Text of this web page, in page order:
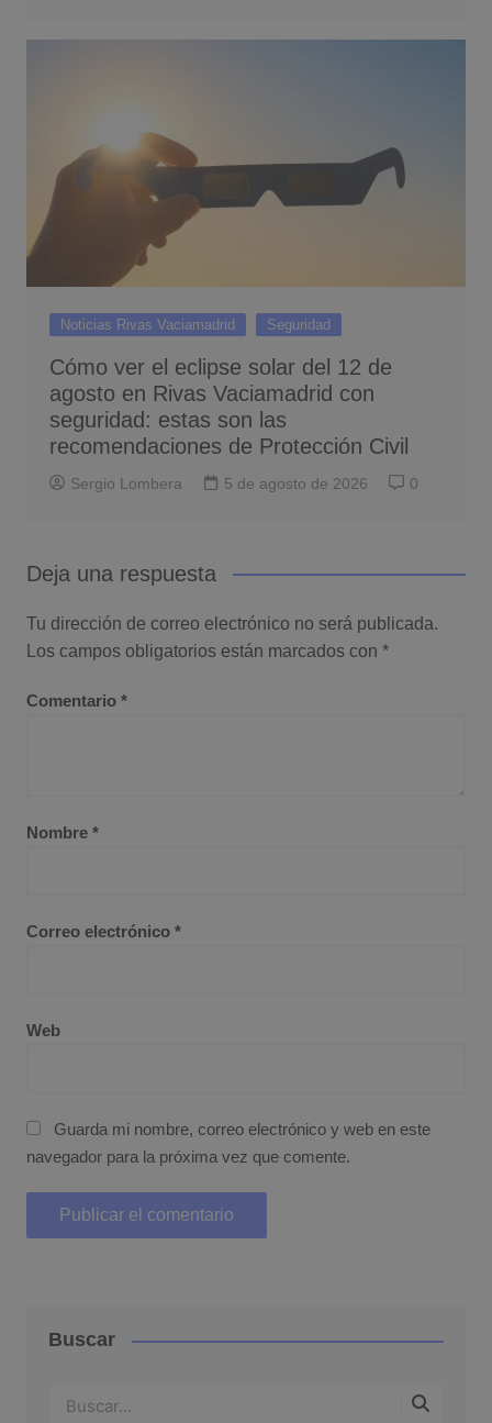
Noticias Rivas Vaciamadrid Seguridad
Cómo ver el eclipse solar del 12 de
agosto en Rivas Vaciamadrid con
seguridad: estas son las
recomendaciones de Protección Civil
Sergio Lombera 5 de agosto de 2026 0
Deja una respuesta
Tu dirección de correo electrónico no será publicada.
Los campos obligatorios están marcados con *
Comentario *
Nombre *
Correo electrónico *
Web
Guarda mi nombre, correo electrónico y web en este
navegador para la próxima vez que comente.
Buscar